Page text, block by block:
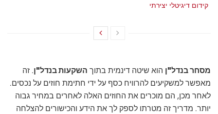
קידום דיגיטלי יצירתי
מסחר בנדל"ן הוא שיטה דינמית בתוך השקעות בנדל"ן. זה
מאפשר למשקיעים להרוויח כסף על ידי חתימת חוזים על נכסים.
לאחר מכן, הם מוכרים את החוזים האלה לאחרים במחיר גבוה
יותר. מדריך זה מטרתו לספק לך את הידע והכישורים להצלחה